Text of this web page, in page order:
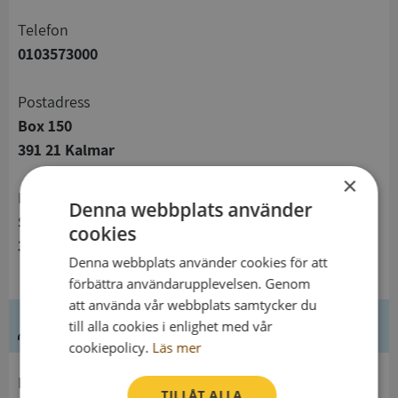
telefon
0103573000
Postadress
Box 150
391 21 Kalmar
Scheelegatan 11
392 38 Kalmar
Ledning
×
Denna webbplats använder
cookies
Denna webbplats använder cookies för att
förbättra användarupplevelsen. Genom
att använda vår webbplats samtycker du
till alla cookies i enlighet med vår
cookiepolicy. Läs mer